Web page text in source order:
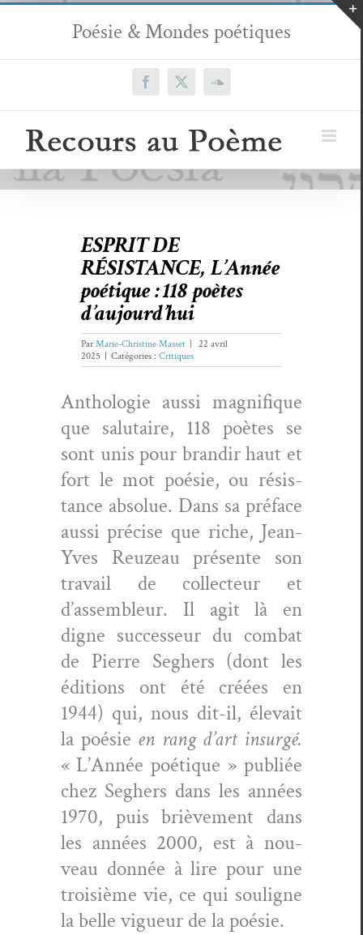
Passer
contenu
Poésie & Mondes poétiques
Facebook
X SoundCloud
ESPRIT DE
RÉSISTANCE, L’Année
poétique : 118 poètes
d’aujourd’hui
ParMarie-Christine Masset
22 avril
2025
Catégories : Critiques
Antholo­gie aus­si mag­nifique
que salu­taire, 118 poètes se
sont unis pour brandir haut et
fort le mot poésie, ou résis­
tance absolue. Dans sa pré­face
aus­si pré­cise que riche, Jean-
Yves Reuzeau présente son
tra­vail de col­lecteur et
d’assembleur. Il agit là en
digne suc­cesseur du com­bat
de Pierre Seghers (dont les
édi­tions ont été créées en
1944) qui, nous dit-il, éle­vait
la poésie en rang d’art insurgé.
« L’Année poé­tique » pub­liée
chez Seghers dans les années
1970, puis briève­ment dans
les années 2000, est à nou­
veau don­née à lire pour une
troisième vie, ce qui souligne
la belle vigueur de la poésie.